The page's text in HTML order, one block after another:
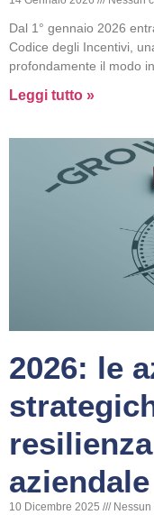
Dal 1° gennaio 2026
Codice degli Incentivi,
profondamente il modo in
Leggi tutto »
2026: le
aziendale
10 Dicembre 2025 Nessun